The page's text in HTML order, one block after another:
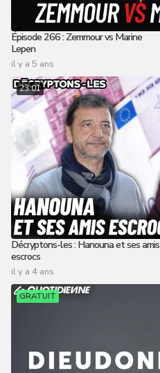
Épisode 266 : Zemmour vs Marine
Lepen
il y a 5 ans
23:01
Décryptons-les : Hanouna et ses amis
escrocs
il y a 4 ans
GRATUIT